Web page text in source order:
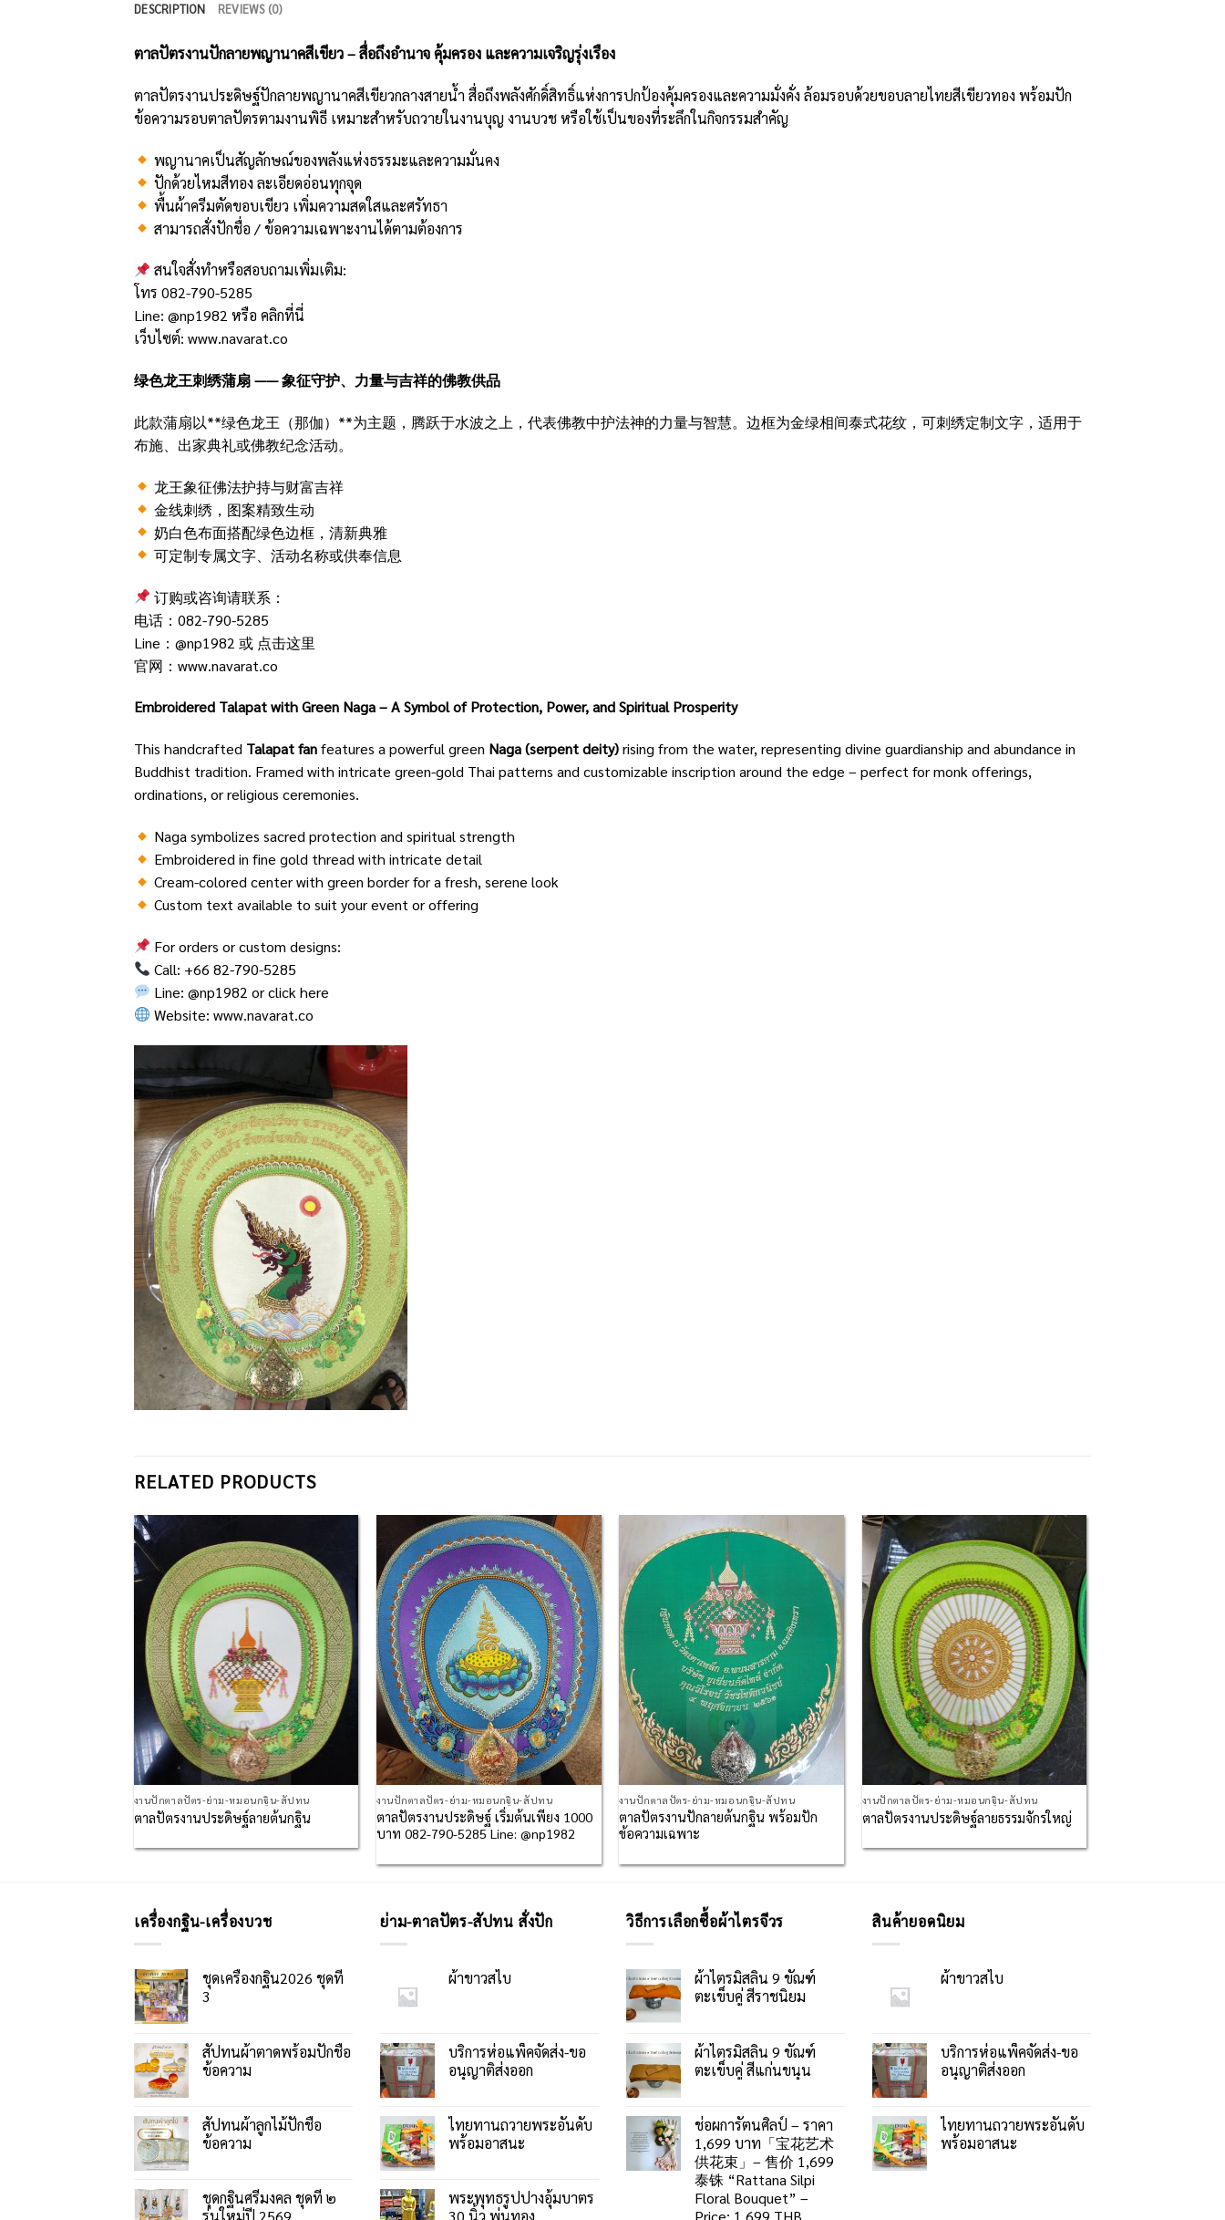
DESCRIPTION REVIEWS (0)
ตาลปัตรงานปักลายพญานาคสีเขียว – สื่อถึงอำนาจ คุ้มครอง และความเจริญรุ่งเรือง
ตาลปัตรงานประดิษฐ์ปักลายพญานาคสีเขียวกลางสายน้ำ สื่อถึงพลังศักดิ์สิทธิ์แห่งการปกป้องคุ้มครองและความมั่งคั่ง ล้อมรอบด้วยขอบลายไทยสีเขียวทอง พร้อมปัก
ข้อความรอบตาลปัตรตามงานพิธี เหมาะสำหรับถวายในงานบุญ งานบวช หรือใช้เป็นของที่ระลึกในกิจกรรมสำคัญ
พญานาคเป็นสัญลักษณ์ของพลังแห่งธรรมะและความมั่นคง
ปักด้วยไหมสีทอง ละเอียดอ่อนทุกจุด
พื้นผ้าครีมตัดขอบเขียว เพิ่มความสดใสและศรัทธา
สามารถสั่งปักชื่อ / ข้อความเฉพาะงานได้ตามต้องการ
สนใจสั่งทำหรือสอบถามเพิ่มเติม:
โทร 082-790-5285
Line: @np1982 หรือ คลิกที่นี่
เว็บไซต์: www.navarat.co
绿色龙王刺绣蒲扇 —— 象征守护、力量与吉祥的佛教供品
此款蒲扇以**绿色龙王（那伽）**为主题，腾跃于水波之上，代表佛教中护法神的力量与智慧。边框为金绿相间泰式花纹，可刺绣定制文字，适用于
布施、出家典礼或佛教纪念活动。
龙王象征佛法护持与财富吉祥
金线刺绣，图案精致生动
奶白色布面搭配绿色边框，清新典雅
可定制专属文字、活动名称或供奉信息
订购或咨询请联系：
电话：082-790-5285
Line：@np1982 或 点击这里
官网： www.navarat.co
Embroidered Talapat with Green Naga – A Symbol of Protection, Power, and Spiritual Prosperity
This handcrafted Talapat fanfeatures a powerful green Naga (serpent deity)rising from the water, representing divine guardianship and abundance in
Buddhist tradition. Framed with intricate green-gold Thai patterns and customizable inscription around the edge – perfect for monk offerings,
ordinations, or religious ceremonies.
Naga symbolizes sacred protection and spiritual strength
Embroidered in fine gold thread with intricate detail
Cream-colored center with green border for a fresh, serene look
Custom text available to suit your event or offering
For orders or custom designs:
Call: +66 82-790-5285
Line: @np1982 orclick here
Website:www.navarat.co
RELATED PRODUCTS
Add to
Wishlist
งานปักตาลปัตร-ย่าม-หมอนกฐิน-สัปทน
ตาลปัตรงานประดิษฐ์ลายต้นกฐิน
Add to
Wishlist
งานปักตาลปัตร-ย่าม-หมอนกฐิน-สัปทน
ตาลปัตรงานประดิษฐ์ เริ่มต้นเพียง 1000
บาท 082-790-5285 Line: @np1982
Add to
Wishlist
งานปักตาลปัตร-ย่าม-หมอนกฐิน-สัปทน
ตาลปัตรงานปักลายต้นกฐิน พร้อมปัก
ข้อความเฉพาะ
Add to
Wishlist
งานปักตาลปัตร-ย่าม-หมอนกฐิน-สัปทน
ตาลปัตรงานประดิษฐ์ลายธรรมจักรใหญ่
เครื่องกฐิน-เครื่องบวช
ชุดเครื่องกฐิน2026 ชุดที่
3
สัปทนผ้าตาดพร้อมปักชื่อ
ข้อความ
สัปทนผ้าลูกไม้ปักชื่อ
ข้อความ
ชุดกฐินศรีมงคล ชุดที่ ๒
รุ่นใหม่ปี 2569
ย่าม-ตาลปัตร-สัปทน สั่งปัก
ผ้าขาวสไบ
บริการห่อแพ็คจัดส่ง-ขอ
อนุญาติส่งออก
ไทยทานถวายพระอันดับ
พร้อมอาสนะ
พระพุทธรูปปางอุ้มบาตร
30 นิ้ว พ่นทอง
วิธีการเลือกซื้อผ้าไตรจีวร
ผ้าไตรมิสลิน 9 ขัณฑ์
ตะเข็บคู่ สีราชนิยม
ผ้าไตรมิสลิน 9 ขัณฑ์
ตะเข็บคู่ สีแก่นขนุน
ช่อผการัตนศิลป์ – ราคา
1,699 บาท「宝花艺术
供花束」– 售价 1,699
泰铢 “Rattana Silpi
Floral Bouquet” –
Price: 1,699 THB
สินค้ายอดนิยม
ผ้าขาวสไบ
บริการห่อแพ็คจัดส่ง-ขอ
อนุญาติส่งออก
ไทยทานถวายพระอันดับ
พร้อมอาสนะ